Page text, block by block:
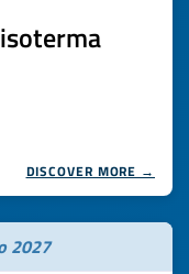
DISCOVER MORE →
2027